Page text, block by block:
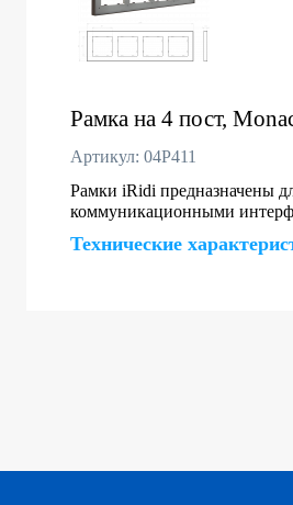
Рамка на 4 пост,
Артикул: 04P411
Рамки iRidi предназначены
коммуникационными
Технические